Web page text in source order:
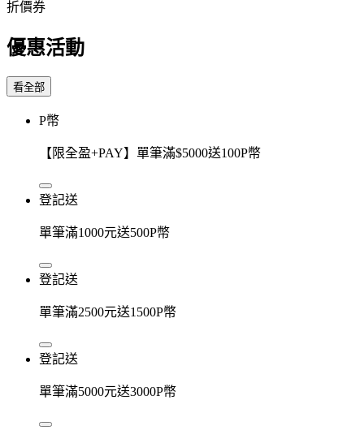
折價券
優惠活動
看全部
P幣
【限全盈+PAY】單筆滿$5000送100P幣
登記送
單筆滿1000元送500P幣
登記送
單筆滿2500元送1500P幣
登記送
單筆滿5000元送3000P幣